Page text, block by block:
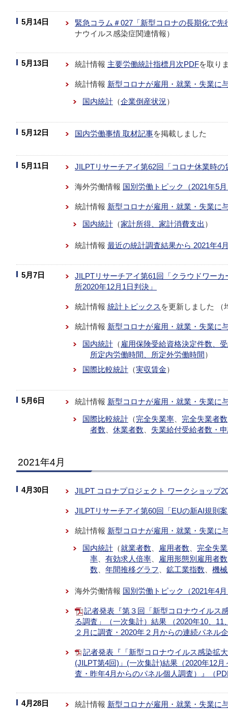
5月14日
緊急コラム＃027「新型コロナの長期化で
ナウイルス感染症関連情報）
5月13日 統計情報 主要労働統計指標月次PDFを取り
統計情報 新型コロナが雇用・就業・失業に
国内統計 （企業倒産状況 ）
5月12日 国内労働事情 取材記事を掲載しました
5月11日 JILPTリサーチアイ第62回「コロナ休業時
海外労働情報 国別労働トピック（2021年5
統計情報 新型コロナが雇用・就業・失業に
国内統計 （家計所得、家計消費支出 ）
統計情報 最近の統計調査結果から 2021年4
5月7日
JILPTリサーチアイ第61回「クラウドワー
所2020年12月1日判決」
統計情報 統計トピックス を更新しました （
統計情報 新型コロナが雇用・就業・失業に
国内統計 （ 雇用保険受給資格決定件数、
所定内労働時間、所定外労働時間）
国際比較統計 （実収賃金）
5月6日 統計情報 新型コロナが雇用・就業・失業に
国際比較統計 （完全失業率 完全失業者数
者数
休業者数 失業給付受給者数・
2021年4月
4月30日 JILPT コロナプロジェクト ワークショップ
JILPTリサーチアイ第60回「EUの新AI規則
統計情報 新型コロナが雇用・就業・失業に
国内統計 （就業者数 雇用者数
完全失
率
有効求人倍率 雇用形態別雇用者数
数
年間推移グラフ 鉱工業指数 機
海外労働情報 国別労働トピック（2021年4
記者発表『第３回「新型コロナウイルス
る調査」（一次集計）結果 （2020年10、
２月に調査・2020年２月からの連続パネル
記者発表『「新型コロナウイルス感染拡
(JILPT第4回)」(一次集計)結果（2020年12
査・昨年4月からのパネル個人調査）』（
4月28日 統計情報 新型コロナが雇用・就業・失業に